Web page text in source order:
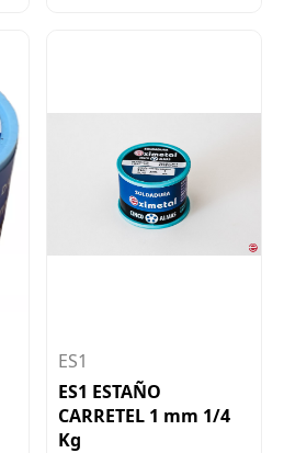
ES1
ES1 ESTAÑO
CARRETEL 1 mm 1/4
Kg